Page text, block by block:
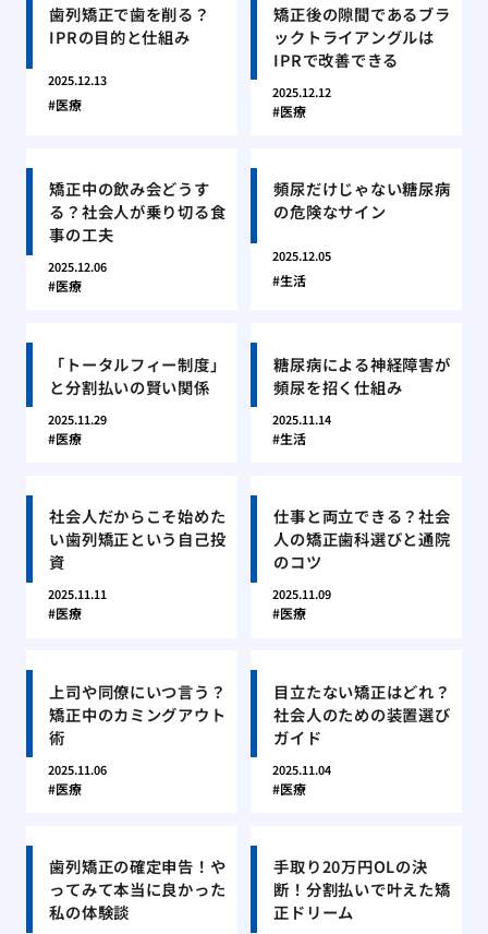
歯列矯正で歯を削る？
IPRの目的と仕組み
2025.12.13
医療
矯正後の隙間であるブラ
ックトライアングルは
IPRで改善できる
2025.12.12
医療
矯正中の飲み会どうす
る？社会人が乗り切る食
事の工夫
2025.12.06
医療
頻尿だけじゃない糖尿病
の危険なサイン
2025.12.05
生活
「トータルフィー制度」
と分割払いの賢い関係
2025.11.29
医療
糖尿病による神経障害が
頻尿を招く仕組み
2025.11.14
生活
社会人だからこそ始めた
い歯列矯正という自己投
資
2025.11.11
医療
仕事と両立できる？社会
人の矯正歯科選びと通院
のコツ
2025.11.09
医療
上司や同僚にいつ言う？
矯正中のカミングアウト
術
2025.11.06
医療
目立たない矯正はどれ？
社会人のための装置選び
ガイド
2025.11.04
医療
歯列矯正の確定申告！や
ってみて本当に良かった
私の体験談
手取り20万円OLの決
断！分割払いで叶えた矯
正ドリーム